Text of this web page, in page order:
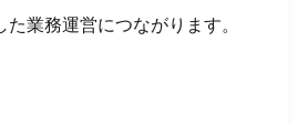
業務運営につながります。